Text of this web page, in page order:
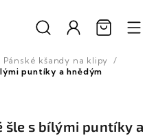
Pánské kšandy na klipy /
puntíky a hnědým
šle s bílými puntíky a